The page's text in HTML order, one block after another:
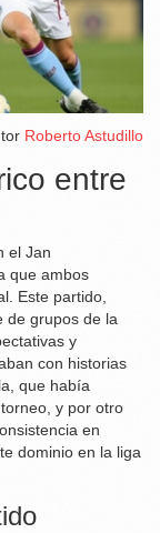
Roberto Astudillo
entre
el Jan
que ambos
Este partido,
de grupos de la
y
con historias
que había
y por otro
en
dominio en la liga